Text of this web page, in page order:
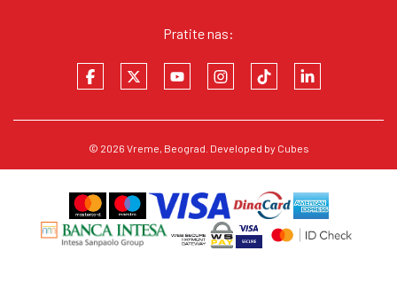
Pratite nas:
© 2026 Vreme, Beograd. Developed by Cubes